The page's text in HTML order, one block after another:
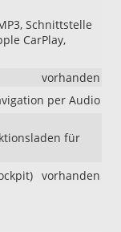
Schnittstelle
CarPlay,
vorhanden
per Audio
für
vorhanden